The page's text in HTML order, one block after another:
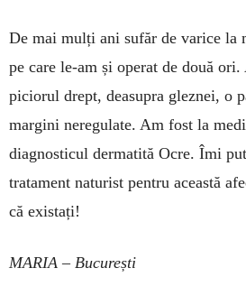
De mai mulți ani sufăr de varice la
pe care le-am și operat de două
piciorul drept, deasupra glez­nei, o
margini nere­gu­late. Am fost la
diagnosticul der­­matită Ocre. Îmi
trata­ment naturist pentru această
că existați!
MARIA – București